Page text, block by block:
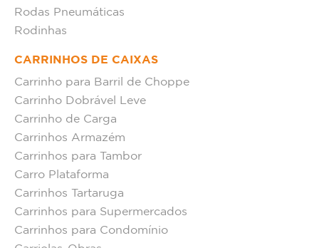
Rodas Pneumáticas
Rodinhas
CARRINHOS DE CAIXAS
Carrinho para Barril de Choppe
Carrinho Dobrável Leve
Carrinho de Carga
Carrinhos Armazém
Carrinhos para Tambor
Carro Plataforma
Carrinhos Tartaruga
Carrinhos para Supermercados
Carrinhos para Condomínio